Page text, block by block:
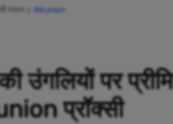
स्थान Réunion
उंगलियों पर
प्रॉक्सी